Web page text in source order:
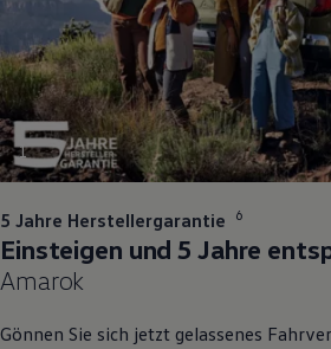
1
5 Jahre Herstellergarantie 6
Einsteigen und 5 Jahre
Amarok
Gönnen Sie sich jetzt gelassenes